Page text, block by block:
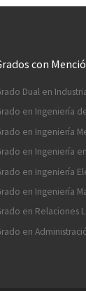
con
Dual en
en Ingeniería
en Ingeniería
en Ingeniería
en Ingeniería
en Ingeniería
en Relaciones
en